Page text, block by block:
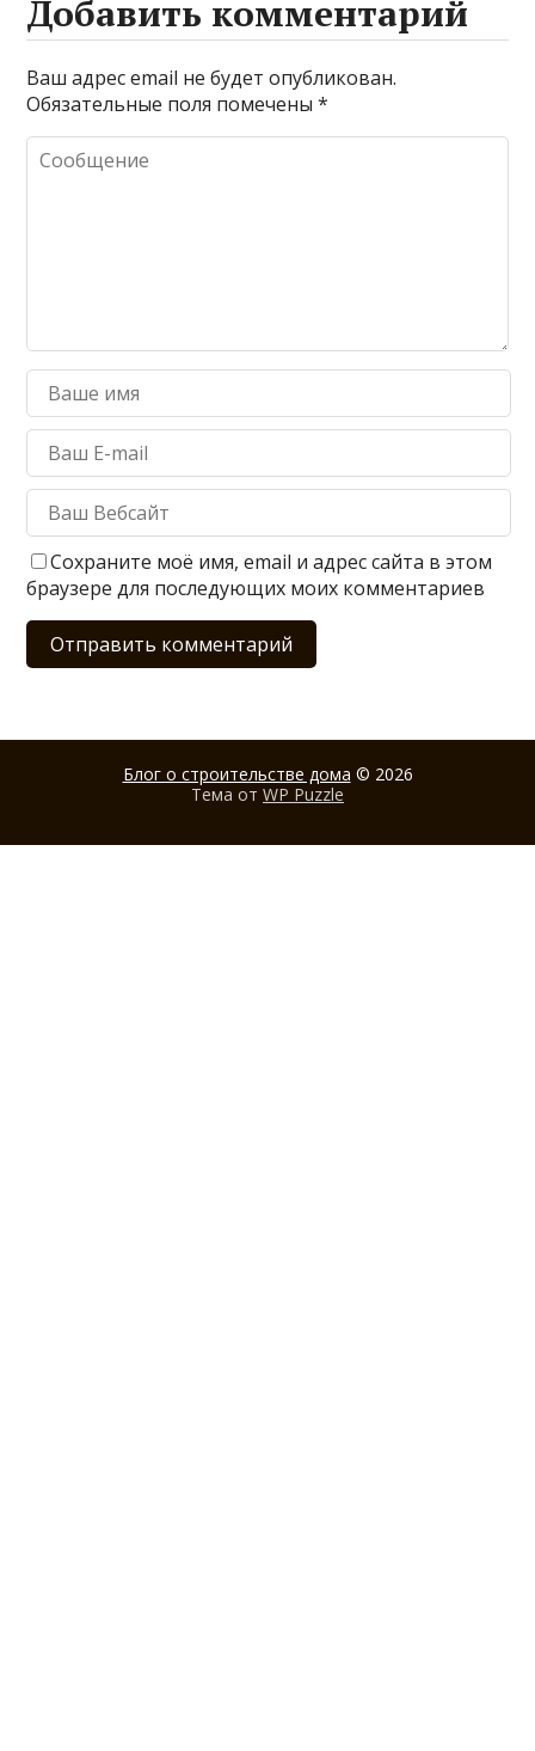
Добавить комментарий
Ваш адрес email не будет опубликован.
Обязательные поля помечены*
Сохраните моё имя, email и адрес сайта в этом
браузере для последующих моих комментариев
Блог о строительстве дома © 2026
Тема от WP Puzzle